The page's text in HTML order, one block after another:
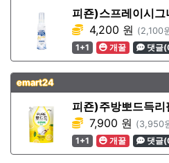
피죤)스프레이시
4,200 원 (2,100
1+1
개꿀 댓글
emart24
피죤)주방뽀드득
7,900 원 (3,950
1+1
개꿀 댓글